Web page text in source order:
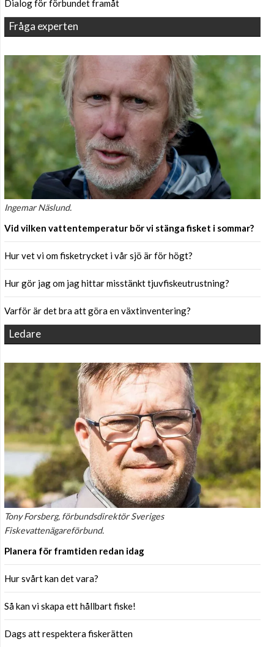
Dialog för förbundet framåt
Fråga experten
Ingemar Näslund.
Vid vilken vattentemperatur bör vi stänga fisket i sommar?
Hur vet vi om fisketrycket i vår sjö är för högt?
Hur gör jag om jag hittar misstänkt tjuvfiskeutrustning?
Varför är det bra att göra en växtinventering?
Ledare
Tony Forsberg, förbundsdirektör Sveriges
Fiskevattenägareförbund.
Planera för framtiden redan idag
Hur svårt kan det vara?
Så kan vi skapa ett hållbart fiske!
Dags att respektera fiskerätten